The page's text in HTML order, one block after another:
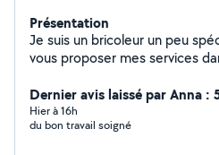
Présentation
Je suis un bricoleur un peu
vous proposer mes services
serrurerie, plan de cuisine. Je propose mes services
dans tous les domaines du
que ce soit les travaux du quotidien. -
Dernier avis laissé par Anna :
Hier à 16h
du bon travail soigné